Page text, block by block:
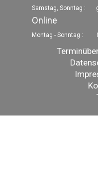
Samstag, Sonntag :
Online
Montag - Sonntag :
Menü